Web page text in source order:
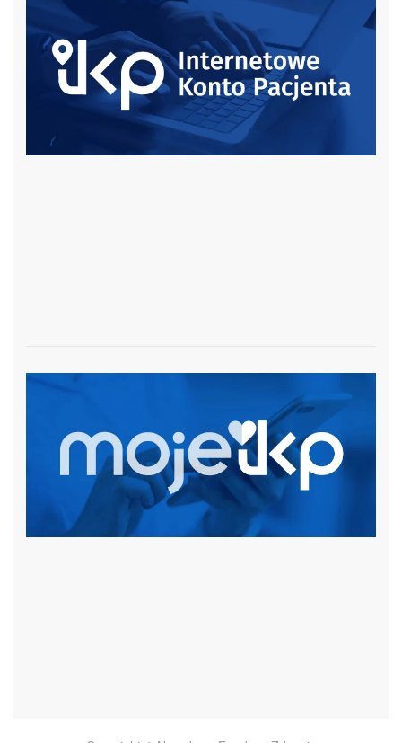
czytaj więcej
czytaj więcej